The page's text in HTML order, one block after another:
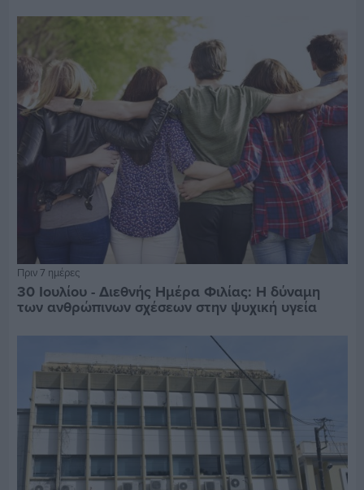
Πριν 7 ημέρες
30 Ιουλίου - Διεθνής Ημέρα Φιλίας: Η δύναμη
των ανθρώπινων σχέσεων στην ψυχική υγεία